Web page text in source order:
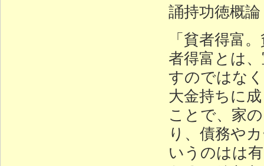
誦持功徳概
「貧者得富
者得富とは
すのではな
大金持ちに
ことで、家
り、債務や
いうのはは